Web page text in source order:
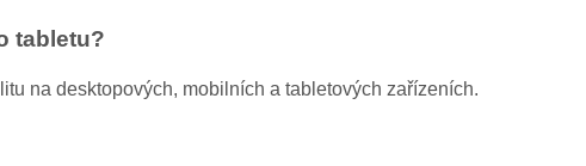
tabletu?
na desktopových, mobilních a tabletových zařízeních.